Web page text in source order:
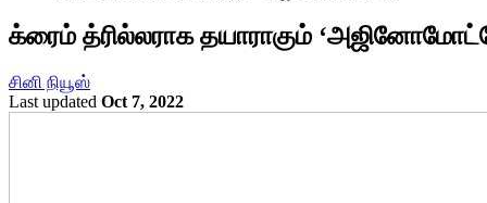
க்ரைம் த்ரில்லராக தயாராகும்
சினி நியூஸ்
Last updated Oct 7, 2022